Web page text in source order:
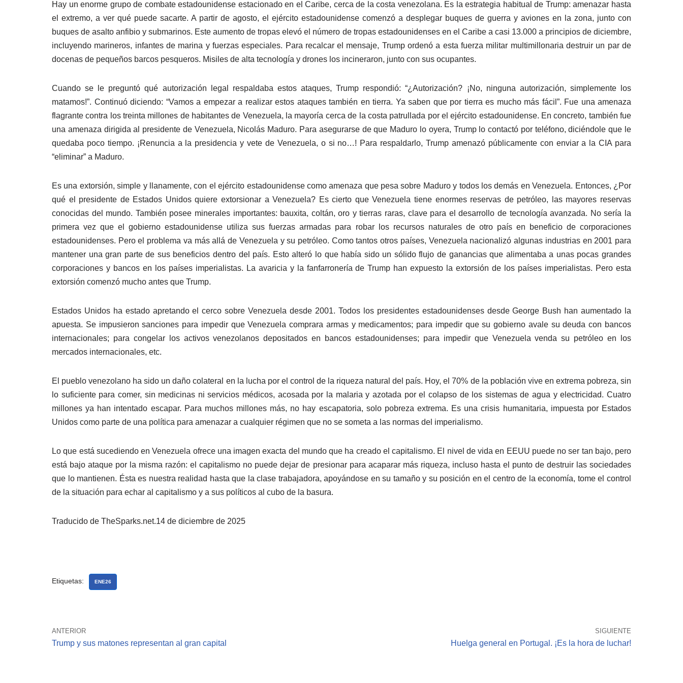
Hay un enorme grupo de combate estadounidense estacionado en el Caribe, cerca de la costa venezolana. Es la estrategia habitual de Trump: amenazar hasta
el extremo, a ver qué puede sacarte. A partir de agosto, el ejército estadounidense comenzó a desplegar buques de guerra y aviones en la zona, junto con
buques de asalto anfibio y submarinos. Este aumento de tropas elevó el número de tropas estadounidenses en el Caribe a casi 13.000 a principios de diciembre,
incluyendo marineros, infantes de marina y fuerzas especiales. Para recalcar el mensaje, Trump ordenó a esta fuerza militar multimillonaria destruir un par de
docenas de pequeños barcos pesqueros. Misiles de alta tecnología y drones los incineraron, junto con sus ocupantes.
Cuando se le preguntó qué autorización legal respaldaba estos ataques, Trump respondió: “¿Autorización? ¡No, ninguna autorización, simplemente los
matamos!”. Continuó diciendo: “Vamos a empezar a realizar estos ataques también en tierra. Ya saben que por tierra es mucho más fácil”. Fue una amenaza
flagrante contra los treinta millones de habitantes de Venezuela, la mayoría cerca de la costa patrullada por el ejército estadounidense. En concreto, también fue
una amenaza dirigida al presidente de Venezuela, Nicolás Maduro. Para asegurarse de que Maduro lo oyera, Trump lo contactó por teléfono, diciéndole que le
quedaba poco tiempo. ¡Renuncia a la presidencia y vete de Venezuela, o si no…! Para respaldarlo, Trump amenazó públicamente con enviar a la CIA para
“eliminar” a Maduro.
Es una extorsión, simple y llanamente, con el ejército estadounidense como amenaza que pesa sobre Maduro y todos los demás en Venezuela. Entonces, ¿Por
qué el presidente de Estados Unidos quiere extorsionar a Venezuela? Es cierto que Venezuela tiene enormes reservas de petróleo, las mayores reservas
conocidas del mundo. También posee minerales importantes: bauxita, coltán, oro y tierras raras, clave para el desarrollo de tecnología avanzada. No sería la
primera vez que el gobierno estadounidense utiliza sus fuerzas armadas para robar los recursos naturales de otro país en beneficio de corporaciones
estadounidenses. Pero el problema va más allá de Venezuela y su petróleo. Como tantos otros países, Venezuela nacionalizó algunas industrias en 2001 para
mantener una gran parte de sus beneficios dentro del país. Esto alteró lo que había sido un sólido flujo de ganancias que alimentaba a unas pocas grandes
corporaciones y bancos en los países imperialistas. La avaricia y la fanfarronería de Trump han expuesto la extorsión de los países imperialistas. Pero esta
extorsión comenzó mucho antes que Trump.
Estados Unidos ha estado apretando el cerco sobre Venezuela desde 2001. Todos los presidentes estadounidenses desde George Bush han aumentado la
apuesta. Se impusieron sanciones para impedir que Venezuela comprara armas y medicamentos; para impedir que su gobierno avale su deuda con bancos
internacionales; para congelar los activos venezolanos depositados en bancos estadounidenses; para impedir que Venezuela venda su petróleo en los
mercados internacionales, etc.
El pueblo venezolano ha sido un daño colateral en la lucha por el control de la riqueza natural del país. Hoy, el 70% de la población vive en extrema pobreza, sin
lo suficiente para comer, sin medicinas ni servicios médicos, acosada por la malaria y azotada por el colapso de los sistemas de agua y electricidad. Cuatro
millones ya han intentado escapar. Para muchos millones más, no hay escapatoria, solo pobreza extrema. Es una crisis humanitaria, impuesta por Estados
Unidos como parte de una política para amenazar a cualquier régimen que no se someta a las normas del imperialismo.
Lo que está sucediendo en Venezuela ofrece una imagen exacta del mundo que ha creado el capitalismo. El nivel de vida en EEUU puede no ser tan bajo, pero
está bajo ataque por la misma razón: el capitalismo no puede dejar de presionar para acaparar más riqueza, incluso hasta el punto de destruir las sociedades
que lo mantienen. Ésta es nuestra realidad hasta que la clase trabajadora, apoyándose en su tamaño y su posición en el centro de la economía, tome el control
de la situación para echar al capitalismo y a sus políticos al cubo de la basura.
Traducido de TheSparks.net.14 de diciembre de 2025
Etiquetas: ENE26
ANTERIOR
Trump y sus matones representan al gran capital
SIGUIENTE
Huelga general en Portugal. ¡Es la hora de luchar!